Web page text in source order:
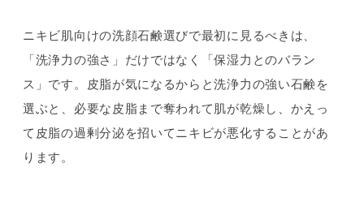
ニキビ肌向けの洗顔石鹸選びで最初に見るべきは、
「洗浄力の強さ」だけではなく「保湿力とのバラン
ス」です。皮脂が気になるからと洗浄力の強い石鹸を
選ぶと、必要な皮脂まで奪われて肌が乾燥し、かえっ
て皮脂の過剰分泌を招いてニキビが悪化することがあ
ります。